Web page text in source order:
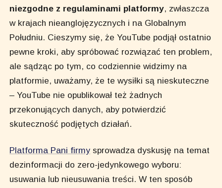
niezgodne z regulaminami platformy, zwłaszcza
w krajach nieanglojęzycznych i na Globalnym
Południu. Cieszymy się, że YouTube podjął ostatnio
pewne kroki, aby spróbować rozwiązać ten problem,
ale sądząc po tym, co codziennie widzimy na
platformie, uważamy, że te wysiłki są nieskuteczne
– YouTube nie opublikował też żadnych
przekonujących danych, aby potwierdzić
skuteczność podjętych działań.
Platforma Pani firmy sprowadza dyskusję na temat
dezinformacji do zero-jedynkowego wyboru:
usuwania lub nieusuwania treści. W ten sposób